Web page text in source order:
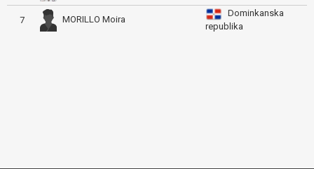
7 MORILLO Moira
Dominkanska
republika